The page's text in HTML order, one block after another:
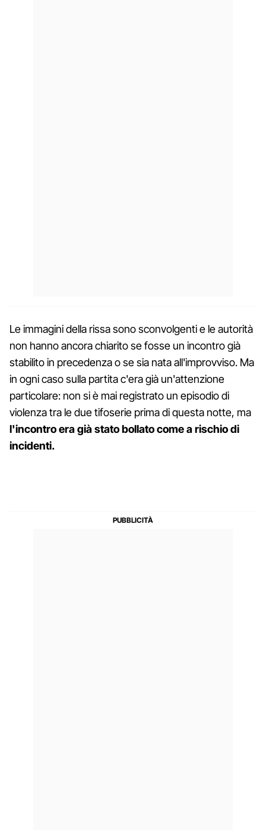
Le immagini della rissa sono sconvolgenti e le autorità
non hanno ancora chiarito se fosse un incontro già
stabilito in precedenza o se sia nata all'improvviso. Ma
in ogni caso sulla partita c'era già un'attenzione
particolare: non si è mai registrato un episodio di
violenza tra le due tifoserie prima di questa notte, ma
l'incontro era già stato bollato come a rischio di
incidenti.